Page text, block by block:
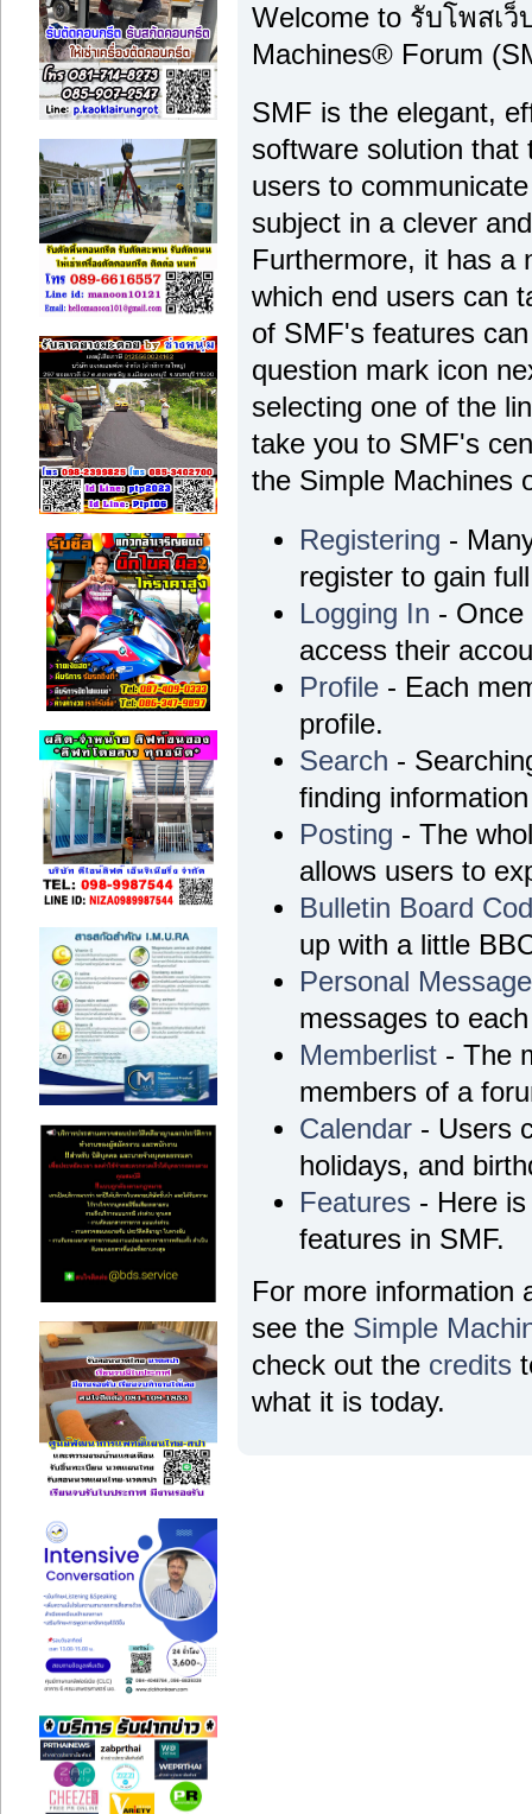
Welcome to รับโพสเ
Machines® Forum
SMF is the elegant,
software solution that
users to
subject in a clever
Furthermore, it has a
which end users can
of SMF's features
question mark icon
selecting one of the
take you to SMF's
the Simple Machines
Registering -
register to gain
Logging In - Once
access their
Profile - Each
profile.
Search -
finding
Posting - The
allows users to
Bulletin Board
up with a little
Personal
messages to
Memberlist - The
members of a
Calendar - Users
holidays, and
Features - Here
features in SMF.
For more information
see the Simple
check out the credits
what it is today.